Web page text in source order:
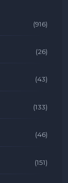
(916)
(26)
(43)
(133)
(46)
(151)